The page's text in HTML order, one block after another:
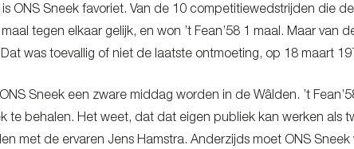
ONS Sneek favoriet. Van de 10 competitiewedstrijden die
tegen elkaar gelijk, en won ’t Fean’58 1 maal. Maar van
was toevallig of niet de laatste ontmoeting, op 18 maart
Sneek een zware middag worden in de Wâlden. ’t
te behalen. Het weet, dat dat eigen publiek kan werken als
met de ervaren Jens Hamstra. Anderzijds moet ONS